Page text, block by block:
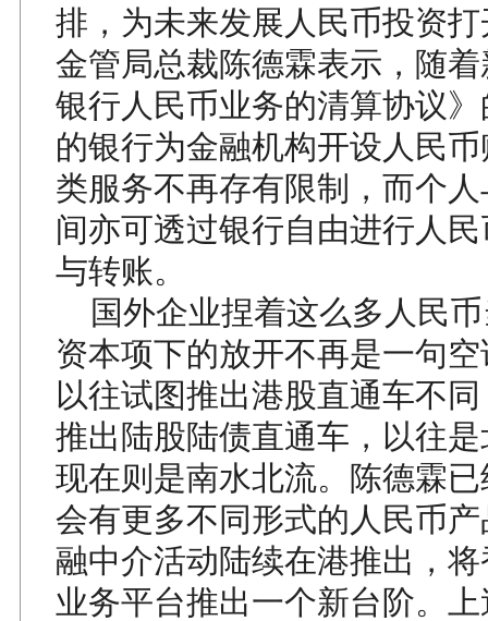
排，为未来发展人民币投资
金管局总裁陈德霖表示，随
银行人民币业务的清算协议
的银行为金融机构开设人民
类服务不再存有限制，而个
间亦可透过银行自由进行人
与转账。
国外企业捏着这么多人民
资本项下的放开不再是一句
以往试图推出港股直通车不
推出陆股陆债直通车，以往
现在则是南水北流。陈德霖
会有更多不同形式的人民币
融中介活动陆续在港推出，
业务平台推出一个新台阶。